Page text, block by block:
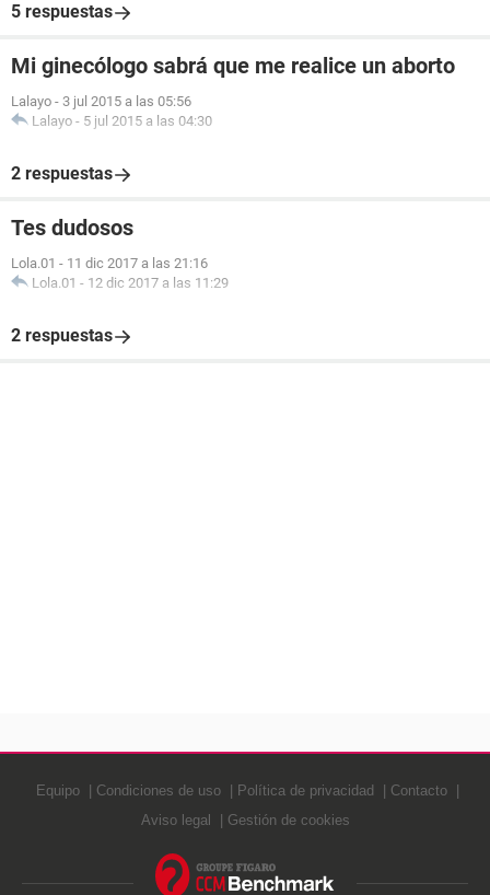
5 respuestas
Mi ginecólogo sabrá que me realice un aborto
Lalayo - 3 jul 2015 a las 05:56
Lalayo - 5 jul 2015 a las 04:30
2 respuestas
Tes dudosos
Lola.01 - 11 dic 2017 a las 21:16
Lola.01 - 12 dic 2017 a las 11:29
2 respuestas
Equipo Condiciones de uso Política de privacidad
Contacto
Aviso legal
Gestión de cookies